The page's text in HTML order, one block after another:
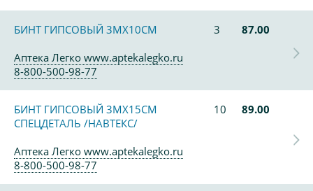
БИНТ ГИПСОВЫЙ 3МХ10СМ 3
87.00
Аптека Легко www.aptekalegko.ru
8-800-500-98-77
БИНТ ГИПСОВЫЙ 3МХ15СМ
СПЕЦДЕТАЛЬ /НАВТЕКС/
10 89.00
Аптека Легко www.aptekalegko.ru
8-800-500-98-77